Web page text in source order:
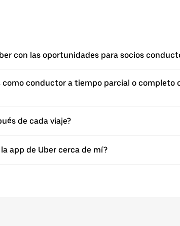
con las oportunidades para socios
conductor a tiempo parcial o completo
de cada viaje?
app de Uber cerca de mí?